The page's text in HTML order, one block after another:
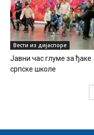
Вести из дијаспоре
Јавни час глуме за ђаке
српске школе